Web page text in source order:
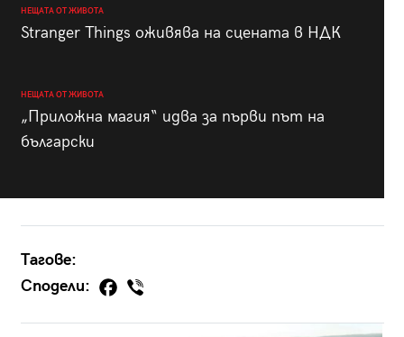
НЕЩАТА ОТ ЖИВОТА
Stranger Things оживява на сцената в НДК
НЕЩАТА ОТ ЖИВОТА
„Приложна магия“ идва за първи път на
български
Тагове:
Сподели: